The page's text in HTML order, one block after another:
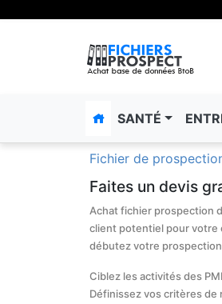
SANTÉ
Fichier de
Faites un devis
Achat fichier prospection
client potentiel pour votre
débutez votre
Ciblez les activités des
Définissez vos critères